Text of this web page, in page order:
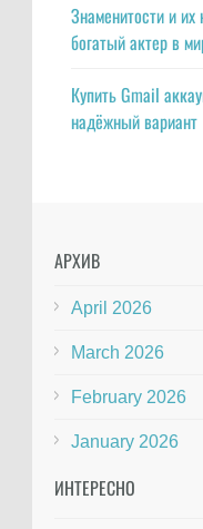
Знаменитости и
богатый актер в
Купить Gmail
надёжный вариант
АРХИВ
April 2026
March 2026
February 2026
January 2026
ИНТЕРЕСНО